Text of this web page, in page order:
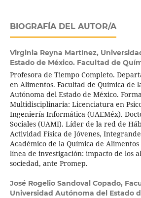
BIOGRAFÍA DEL AUTOR/A
Virginia Reyna Martínez,
Estado de México. Facultad de
Profesora de Tiempo Completo.
en Alimentos. Facultad de Química de
Autónoma del Estado de México.
Multidisciplinaria: Licenciatura en
Ingeniería Informática (UAEMéx).
Sociales (UAMI). Líder de la red de
Actividad Física de Jóvenes,
Académico de la Química de Alimentos
línea de investigación: impacto de los
sociedad, ante Promep.
José Rogelio Sandoval Copado,
Universidad Autónoma del Estado